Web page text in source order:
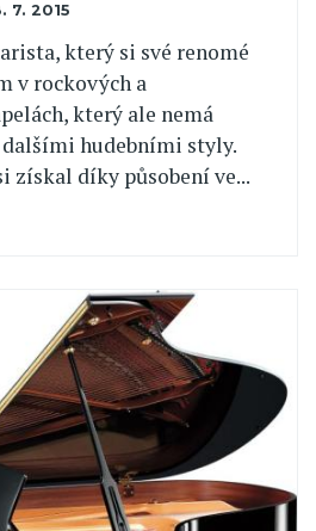
7. 2015
který si své renomé
v rockových a
který ale nemá
hudebními styly.
získal díky působení ve...